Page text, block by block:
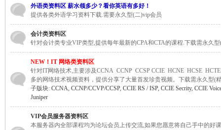
外语类资料区 薪水领多少？看你英语有多好！
提供各类外语学习资料下载.需要永久型(二)vip会员
会计类资料区
针对会计类专业VIP类型,提供每年最新的CPA和CTA的课程.下载需永久
NEW！IT 网络类资料区
针对IT网络技术,主要涉及CCNA CCNP CCSP CCIE HCNE HCSE
多的网络技术视频资料，提供分享了大量首发珍贵视频。下载需永久型(
子版块: CCNA, CCNP/CCVP/CCSP, CCIE RS / ISP, CCIE Secrity, CCIE
Juniper
VIP会员服务器资料区
本服务器内全部课程均为论坛会员上传交流,如果您愿意将自己手中的好